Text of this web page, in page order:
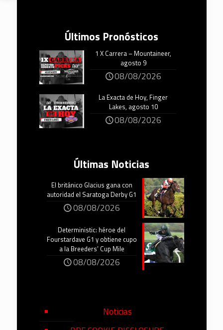
Últimos Pronósticos
1 X Carrera – Mountaineer,
agosto 9
08/08/2026
La Exacta de Hoy, Finger
Lakes, agosto 10
08/08/2026
Últimas Noticias
El británico Glacius gana con
autoridad el Saratoga Derby G1
08/08/2026
Deterministic: héroe del
Fourstardave G1 y obtiene cupo
a la Breeders’ Cup Mile
08/08/2026
Noticias